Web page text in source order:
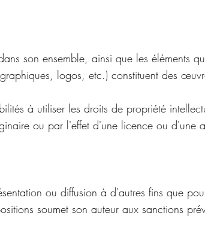
son ensemble, ainsi que les éléments
logos, etc.) constituent des
à utiliser les droits de propriété
ou par l'effet d'une licence ou d'une
ou diffusion à d'autres fins que
soumet son auteur aux sanctions